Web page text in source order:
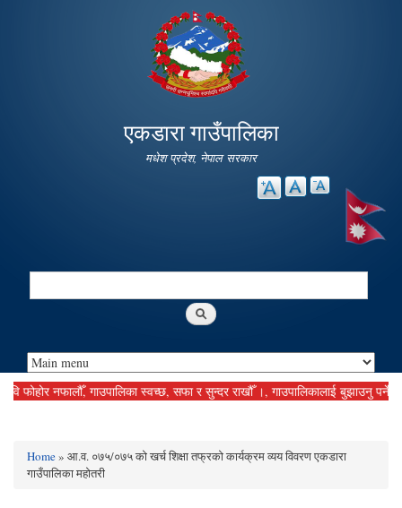
main
content
एकडारा गाउँपालिका
मधेश प्रदेश, नेपाल सरकार
Search
नफालौँ, गाउपालिका स्वच्छ, सफा र सुन्दर राखौँ ।, गाउपालिकालाई बुझाउनु पर्ने कर
You are here
Home» आ.व. ०७५/०७५ को खर्च शिक्षा तफ्रको कार्यक्रम व्यय विवरण एकडारा
गाउँपालिका महोतरी